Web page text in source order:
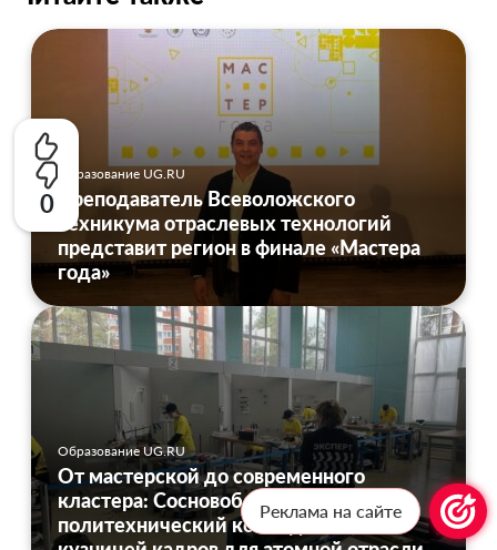
0
Образование UG.RU
Преподаватель Всеволожского
техникума отраслевых технологий
представит регион в финале «Мастера
года»
Образование UG.RU
От мастерской до современного
кластера: Сосновоборский
политехнический колледж стал
Реклама на сайте